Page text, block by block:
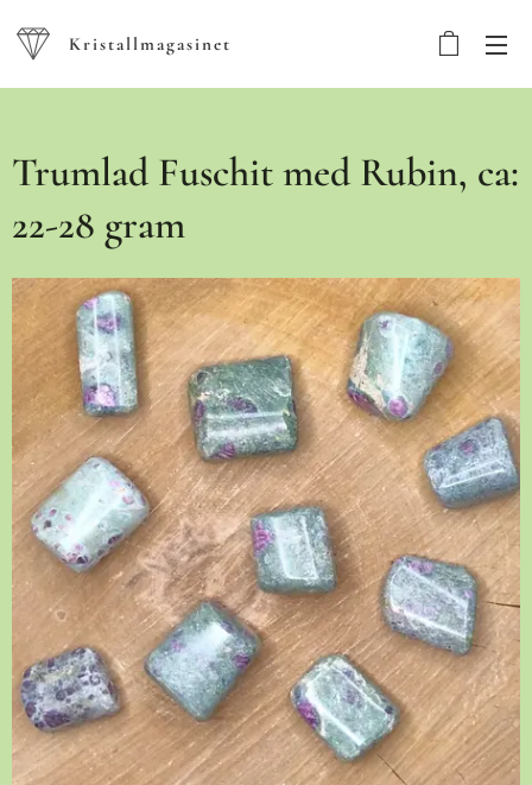
Kristallmagasinet
Trumlad Fuschit med Rubin, ca:
22-28 gram